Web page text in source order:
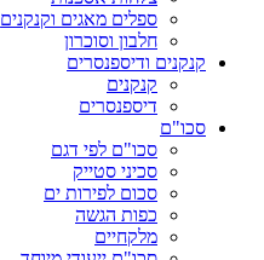
ספלים מאגים וקנקנים
חלבון וסוכרון
קנקנים ודיספנסרים
קנקנים
דיספנסרים
סכו"ם
סכו"ם לפי דגם
סכיני סטייק
סכום לפירות ים
כפות הגשה
מלקחיים